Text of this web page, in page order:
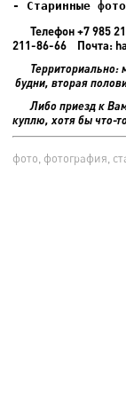
- Старинные
Телефон +7 985
211-86-66 Почта:
Территориально:
будни, вторая
Либо приезд к
куплю, хотя бы что-
фото, фотография,